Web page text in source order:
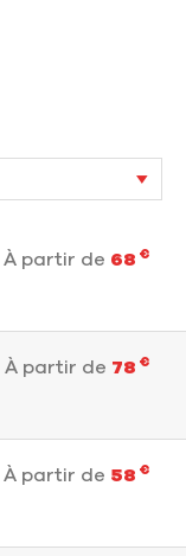
À partir de 68 €
À partir de 78 €
À partir de 58 €